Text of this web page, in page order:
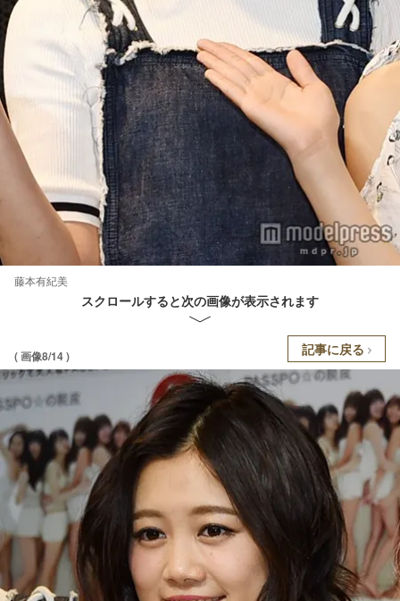
藤本有紀美
スクロールすると次の画像が表示されます
( 画像8/14 ) 記事に戻る